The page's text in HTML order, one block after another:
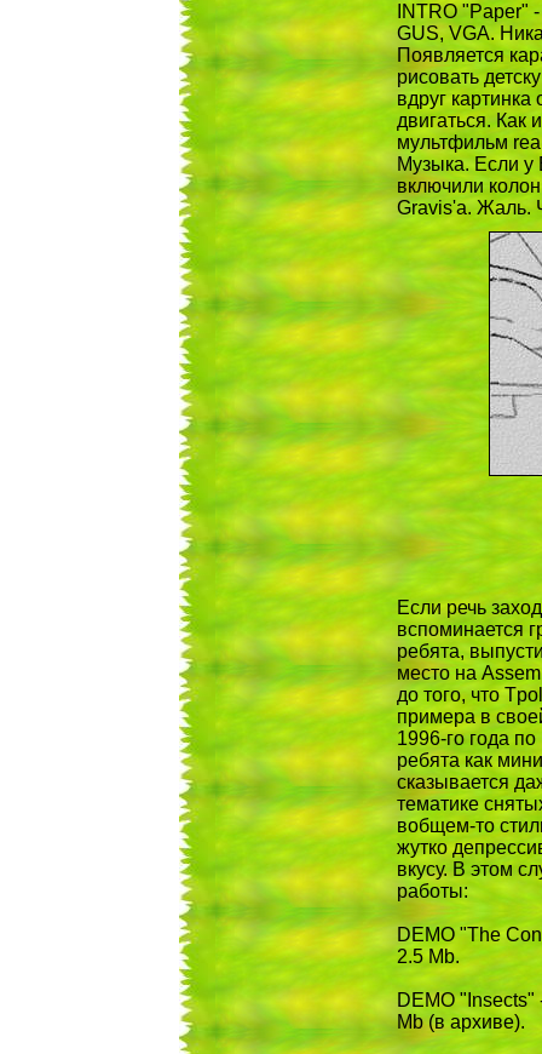
INTRO "Paper"
GUS, VGA.
Появляется
рисовать
вдруг картинка
двигаться. Как
мультфильм
Музыка. Если у
включили
Gravis'a. Жаль.
Если речь
вспоминается
ребята,
место на
до того, что
примера в
1996-го года
ребята как
сказывается
тематике
вобщем-то
жутко
вкусу. В этом
работы:
DEMO "The
2.5 Mb.
DEMO "Insects"
Mb (в архиве).